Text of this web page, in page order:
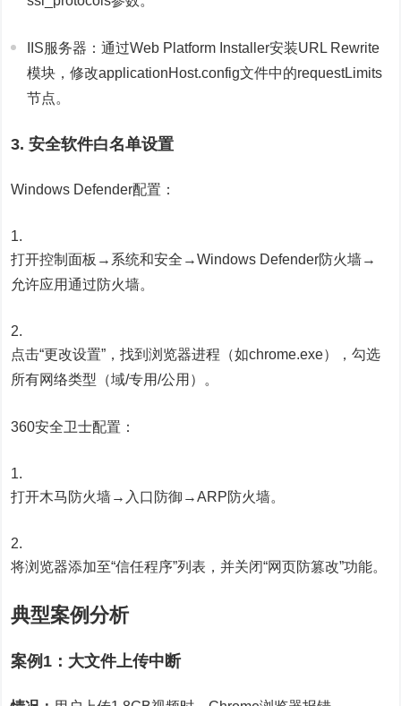
IIS服务器：通过Web Platform Installer安装URL Rewrite
模块，修改applicationHost.config文件中的requestLimits
节点。
3. 安全软件白名单设置
Windows Defender配置：
打开控制面板→系统和安全→Windows Defender防火墙→
允许应用通过防火墙。
点击“更改设置”，找到浏览器进程（如chrome.exe），勾选
所有网络类型（域/专用/公用）。
360安全卫士配置：
打开木马防火墙→入口防御→ARP防火墙。
将浏览器添加至“信任程序”列表，并关闭“网页防篡改”功能。
典型案例分析
案例1：大文件上传中断